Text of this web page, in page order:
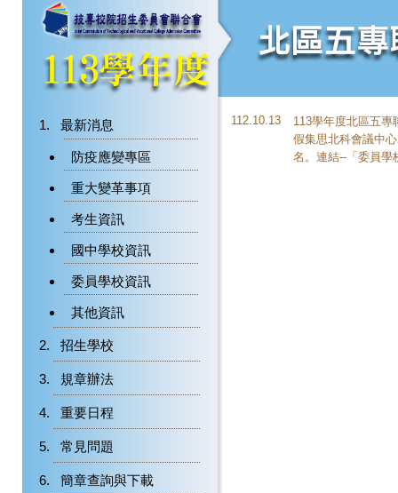
最新消息
防疫應變專區
重大變革事項
考生資訊
國中學校資訊
委員學校資訊
其他資訊
招生學校
規章辦法
重要日程
常見問題
簡章查詢與下載
112.10.13
113學年度北區五專
假集思北科會議中
名。連結--「 委員學